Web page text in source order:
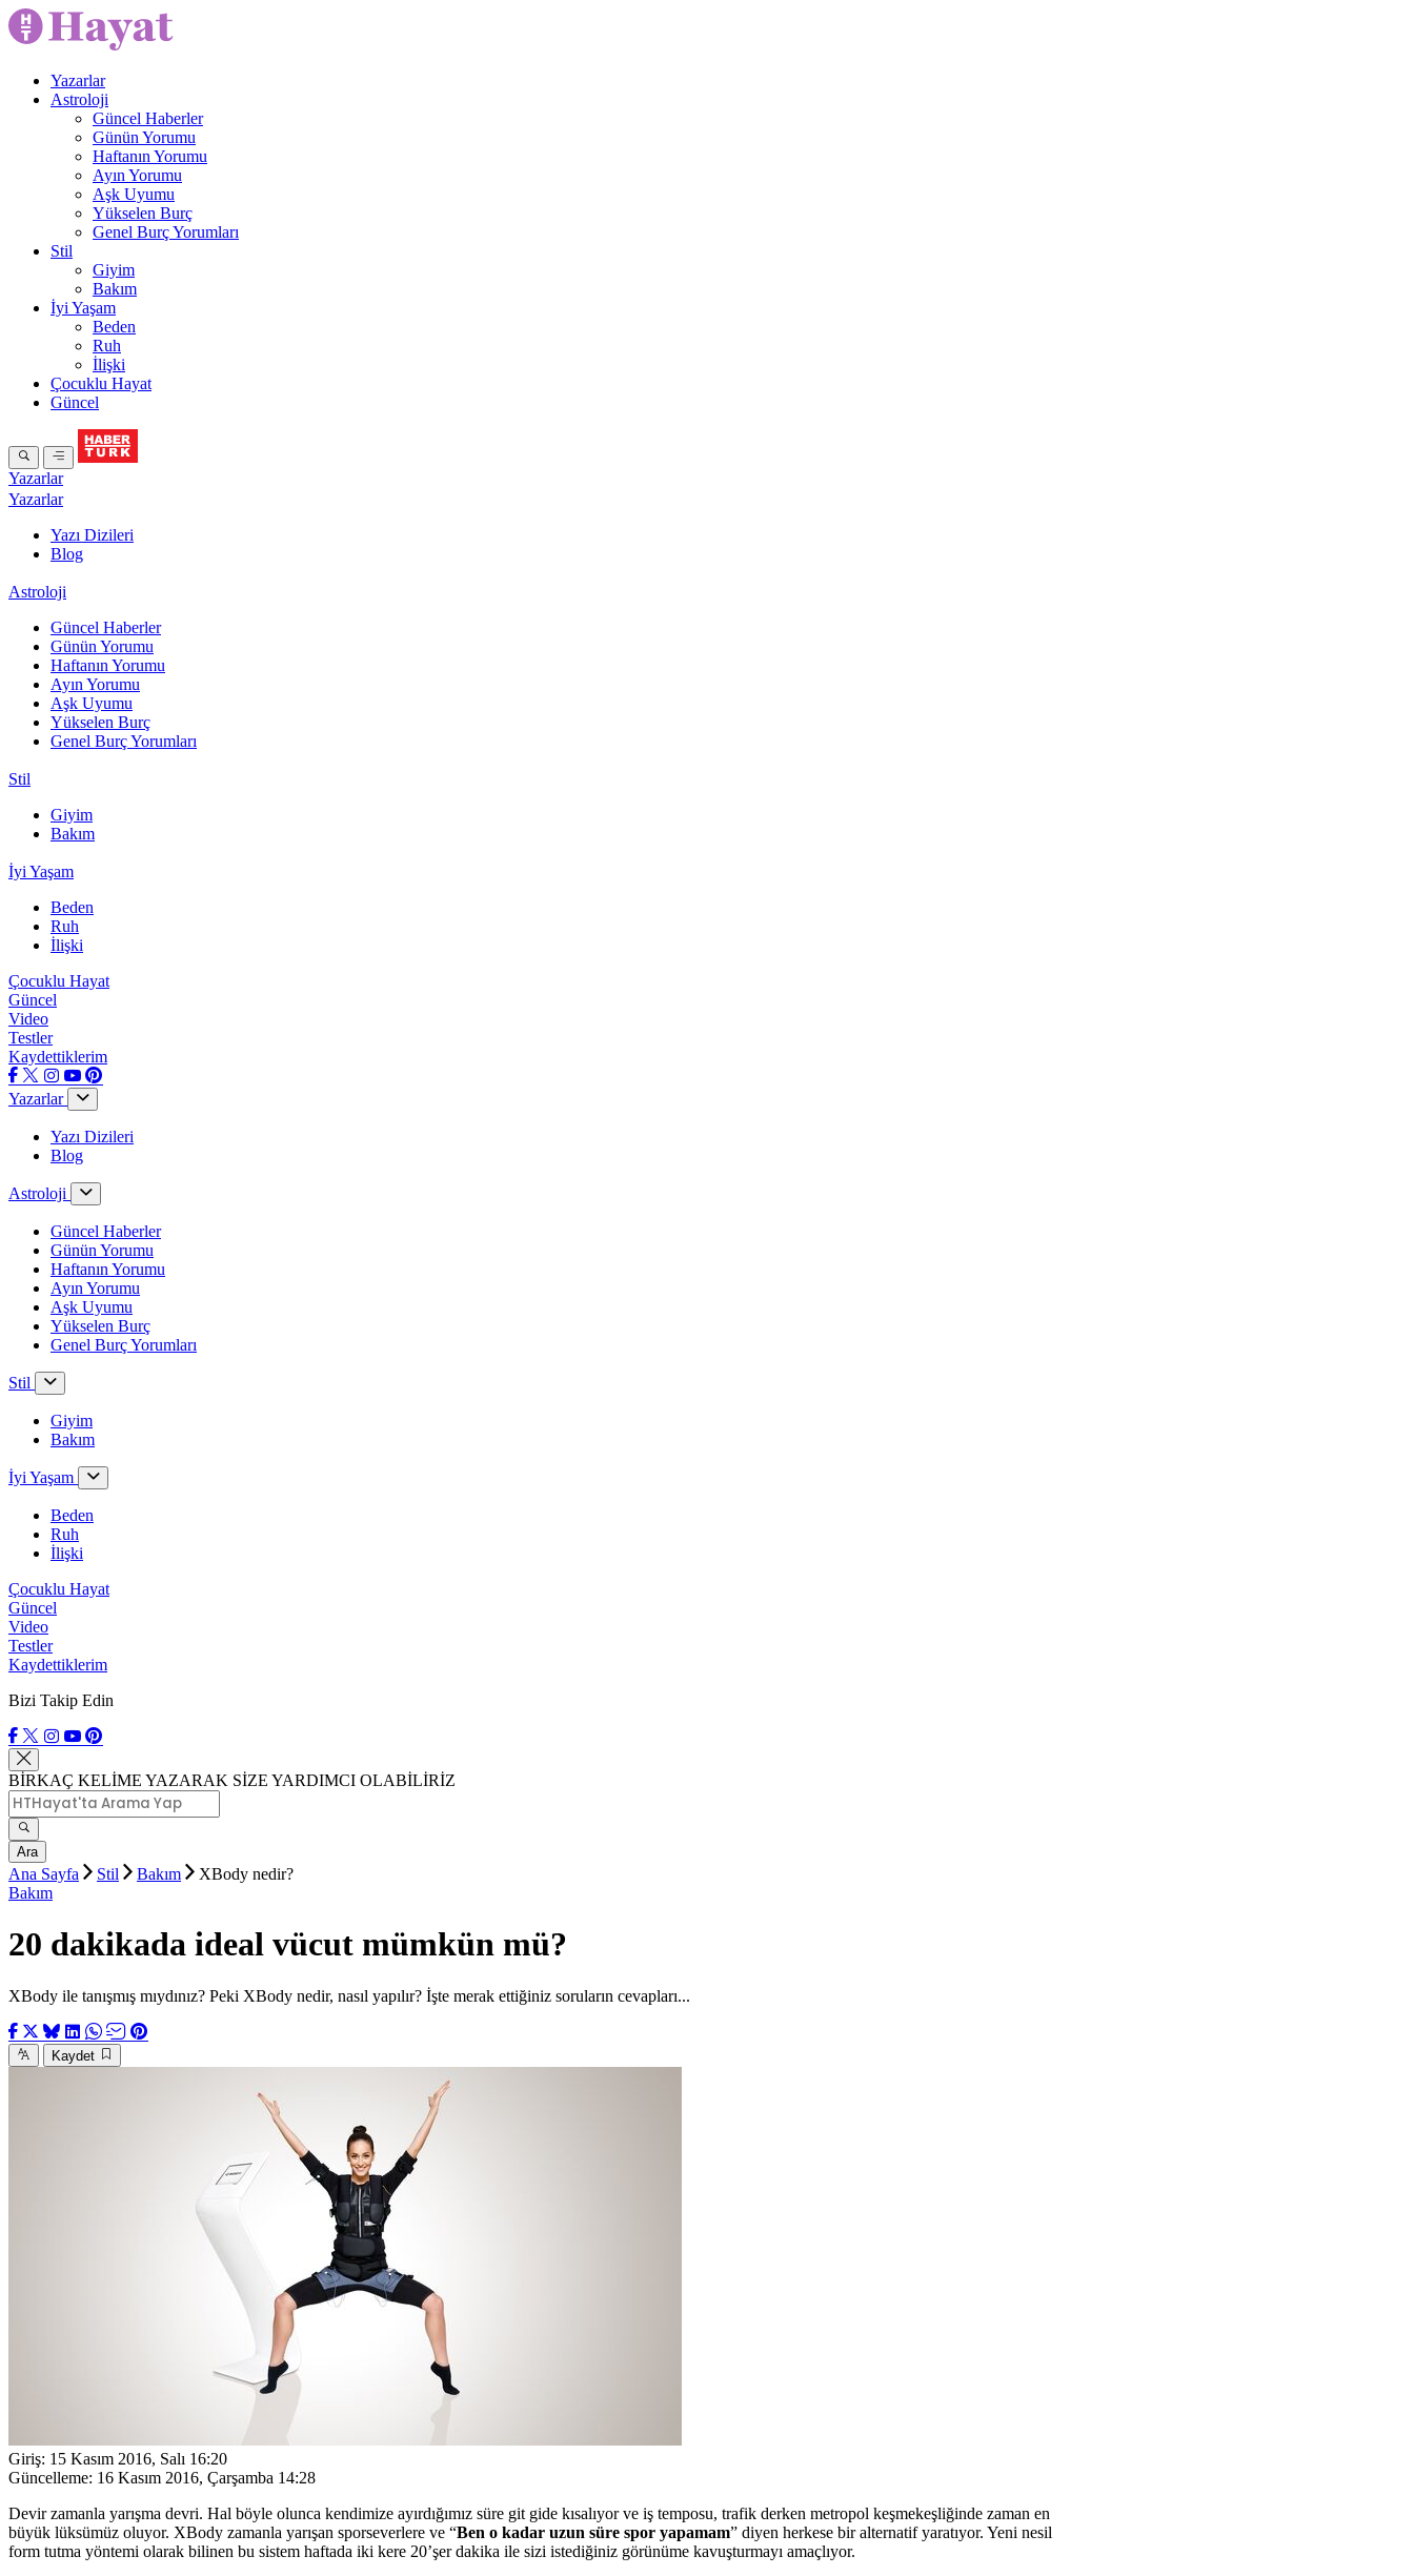
Yazarlar
Astroloji
Güncel Haberler
Günün Yorumu
Haftanın Yorumu
Ayın Yorumu
Aşk Uyumu
Yükselen Burç
Genel Burç Yorumları
Stil
Giyim
Bakım
İyi Yaşam
Beden
Ruh
İlişki
Çocuklu Hayat
Güncel
Yazarlar
Yazarlar
Yazı Dizileri
Blog
Astroloji
Güncel Haberler
Günün Yorumu
Haftanın Yorumu
Ayın Yorumu
Aşk Uyumu
Yükselen Burç
Genel Burç Yorumları
Stil
Giyim
Bakım
İyi Yaşam
Beden
Ruh
İlişki
Çocuklu Hayat
Güncel
Video
Testler
Kaydettiklerim
Yazarlar
Yazı Dizileri
Blog
Astroloji
Güncel Haberler
Günün Yorumu
Haftanın Yorumu
Ayın Yorumu
Aşk Uyumu
Yükselen Burç
Genel Burç Yorumları
Stil
Giyim
Bakım
İyi Yaşam
Beden
Ruh
İlişki
Çocuklu Hayat
Güncel
Video
Testler
Kaydettiklerim
Bizi Takip Edin
BİRKAÇ KELİME YAZARAK SİZE YARDIMCI OLABİLİRİZ
Ara
Ana Sayfa Stil Bakım
XBody nedir?
Bakım
20 dakikada ideal vücut mümkün mü?
XBody ile tanışmış mıydınız? Peki XBody nedir, nasıl yapılır? İşte merak ettiğiniz soruların cevapları...
Kaydet
Giriş: 15 Kasım 2016, Salı 16:20
Güncelleme: 16 Kasım 2016, Çarşamba 14:28
Devir zamanla yarışma devri. Hal böyle olunca kendimize ayırdığımız süre git gide kısalıyor ve iş temposu, trafik derken metropol keşmekeşliğinde zaman en
büyük lüksümüz oluyor. XBody zamanla yarışan sporseverlere ve “Ben o kadar uzun süre spor yapamam” diyen herkese bir alternatif yaratıyor. Yeni nesil
form tutma yöntemi olarak bilinen bu sistem haftada iki kere 20’şer dakika ile sizi istediğiniz görünüme kavuşturmayı amaçlıyor.